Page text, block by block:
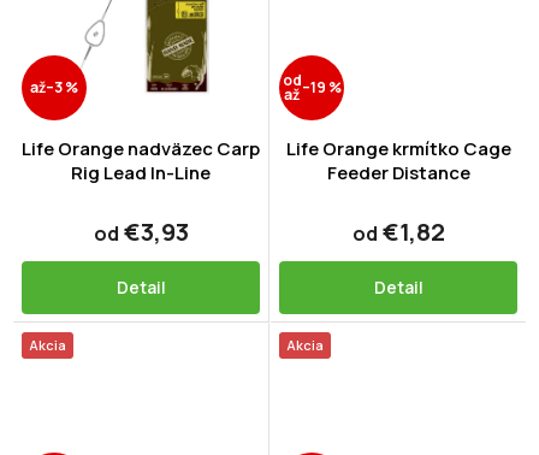
až–3 %
Life Orange nadväzec Carp
Rig Lead In-Line
od €3,93
Detail
od
až–19 %
Life Orange krmítko Cage
Feeder Distance
od €1,82
Detail
Akcia Akcia